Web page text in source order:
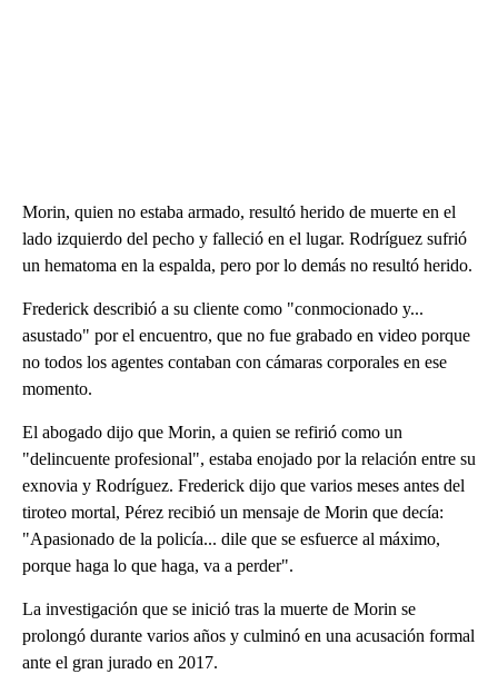
Morin, quien no estaba armado, resultó herido de muerte en el
lado izquierdo del pecho y falleció en el lugar. Rodríguez sufrió
un hematoma en la espalda, pero por lo demás no resultó herido.
Frederick describió a su cliente como "conmocionado y...
asustado" por el encuentro, que no fue grabado en video porque
no todos los agentes contaban con cámaras corporales en ese
momento.
El abogado dijo que Morin, a quien se refirió como un
"delincuente profesional", estaba enojado por la relación entre su
exnovia y Rodríguez. Frederick dijo que varios meses antes del
tiroteo mortal, Pérez recibió un mensaje de Morin que decía:
"Apasionado de la policía... dile que se esfuerce al máximo,
porque haga lo que haga, va a perder".
La investigación que se inició tras la muerte de Morin se
prolongó durante varios años y culminó en una acusación formal
ante el gran jurado en 2017.